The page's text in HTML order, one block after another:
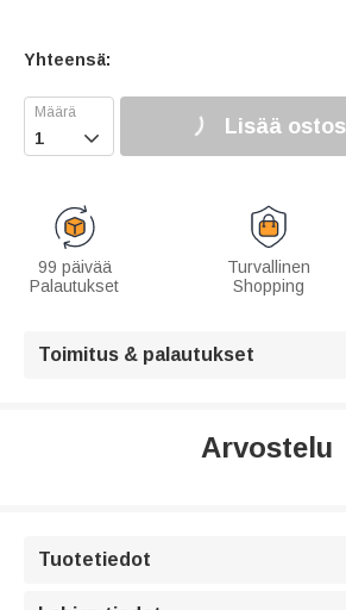
Yhteensä:
 Lisää
99 päivää
Palautukset
Turvallinen
Shopping
Toimitus & palautukset
Arvostelu
Tuotetiedot